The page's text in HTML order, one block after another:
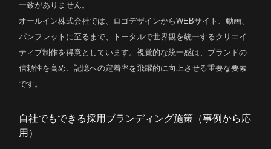
一致がありません。
オールイン株式会社では、ロゴデザインからWEBサイト、動画、
パンフレットに至るまで、トータルで世界観を統一するクリエイ
ティブ制作を得意としています。視覚的な統一感は、ブランドの
信頼性を高め、記憶への定着率を飛躍的に向上させる重要な要素
です。
自社でもできる採用ブランディング施策（事例から応
用）